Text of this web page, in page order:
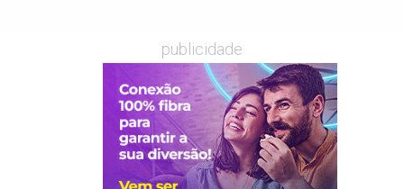
publicidade